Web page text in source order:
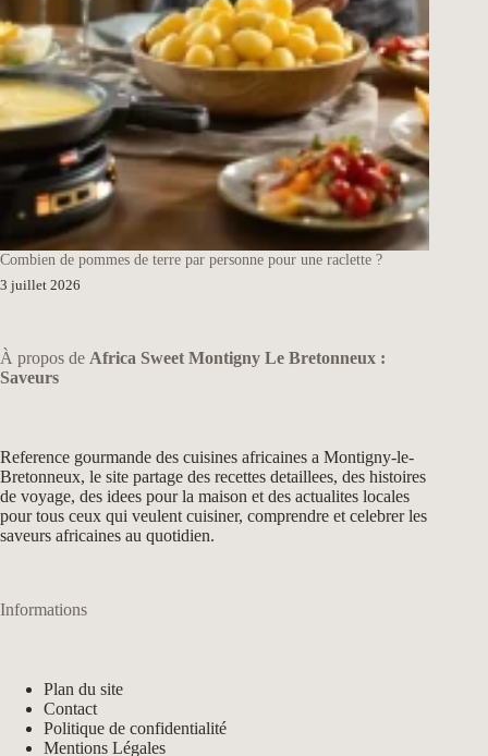
Combien de pommes de terre par personne pour une raclette ?
3 juillet 2026
À propos de Africa Sweet Montigny Le Bretonneux :
Saveurs
Reference gourmande des cuisines africaines a Montigny-le-
Bretonneux, le site partage des recettes detaillees, des histoires
de voyage, des idees pour la maison et des actualites locales
pour tous ceux qui veulent cuisiner, comprendre et celebrer les
saveurs africaines au quotidien.
Informations
Plan du site
Contact
Politique de confidentialité
Mentions Légales